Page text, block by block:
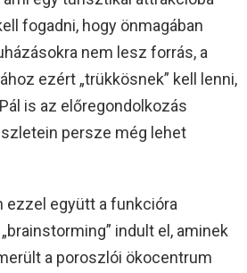
fogadni, hogy önmagában
nem lesz forrás, a
ezért „trükkösnek” kell lenni,
is az előregondolkozás
persze még lehet
ezzel együtt a funkcióra
indult el, aminek
a poroszlói ökocentrum